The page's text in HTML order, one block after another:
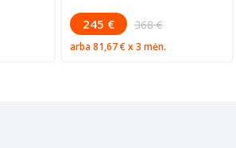
245 € 368 €
arba81,67 €x 3 mėn.